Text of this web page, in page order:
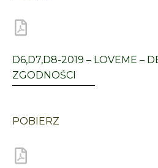
D6,D7,D8-2019 – LOVEME –
ZGODNOŚCI
POBIERZ